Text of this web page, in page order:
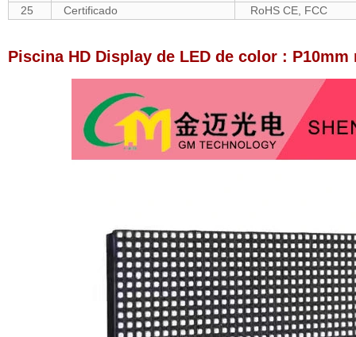
25
Certificado RoHS CE, FCC
Piscina HD Display de LED de color : P10mm